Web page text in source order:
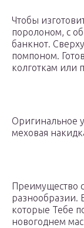
Чтобы
поролоном, с
банкнот.
помпоном.
колготкам или
Оригинальное
меховая
Преимущество
разнообразии.
которые Тебе
новогоднем